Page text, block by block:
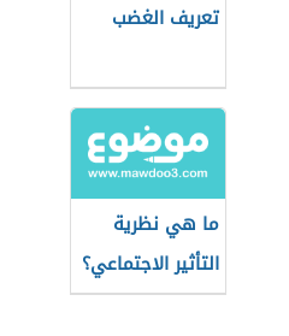
تعريف الغضب
ما هي نظرية
التأثير الاجتماعي؟